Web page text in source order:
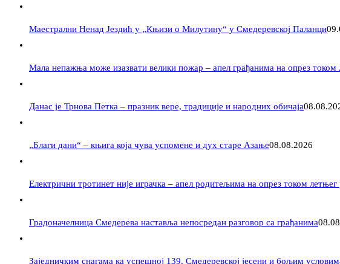
Маестрални Ненад Јездић у „Књизи о Милутину“ у Смедеревској Паланци
Мала непажња може изазвати велики пожар – апел грађанима на опрез
Данас је Трнова Петка – празник вере, традиције и народних обичаја
„Благи дани“ – књига која чува успомене и дух старе Азање08.08.2026
Електрични тротинет није играчка – апел родитељима на опрез током летњег
Градоначелница Смедерева наставља непосредан разговор са грађанима
Заједничким снагама ка успешној 139. Смедеревској јесени и бољим